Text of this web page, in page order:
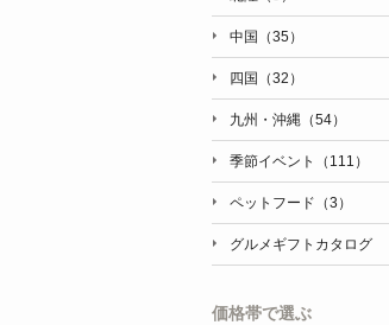
中国（35）
四国（32）
九州・沖縄（54）
季節イベント（111）
ペットフード（3）
グルメギフトカタログ
価格帯で選ぶ